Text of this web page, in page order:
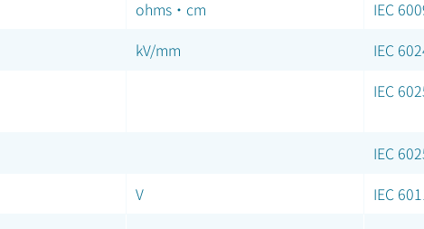
ohms·cm
IEC
kV/mm
IEC
IEC
IEC
V
IEC